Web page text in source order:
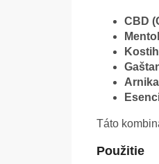
CBD
Mentol
Táto
Použitie